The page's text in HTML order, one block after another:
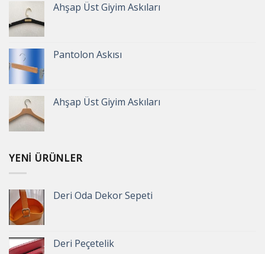
Ahşap Üst Giyim Askıları
Pantolon Askısı
Ahşap Üst Giyim Askıları
YENI ÜRÜNLER
Deri Oda Dekor Sepeti
Deri Peçetelik